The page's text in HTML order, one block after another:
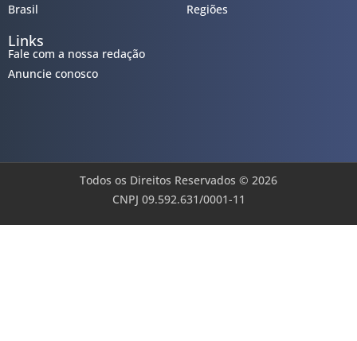
Brasil
Regiões
Links
Fale com a nossa redação
Anuncie conosco
Todos os Direitos Reservados © 2026
CNPJ 09.592.631/0001-11